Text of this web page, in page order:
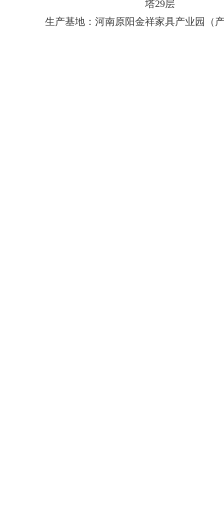
塔29层
生产基地：河南原阳金祥家具产业园（